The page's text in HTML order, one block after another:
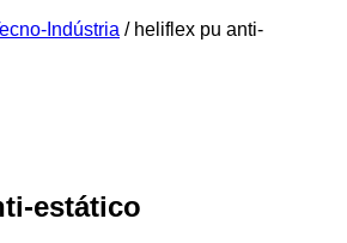
Indústria / heliflex pu anti-
estático